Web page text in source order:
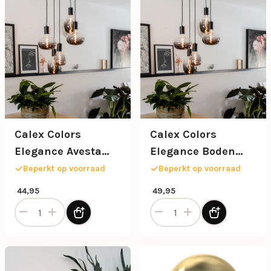
Calex Colors
Elegance Avesta
zwart dimbaar
Beperkt op voorraad
44,95
Calex Colors Elegance Avesta zwart dimbaar aantal
Calex Colors
Elegance Boden
zwart dimbaar
Beperkt op voorraad
49,95
Calex Colors Elegance